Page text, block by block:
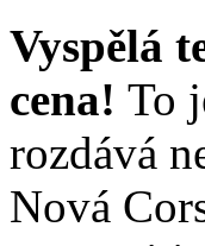
Vyspělá
cena! To
rozdává
Nová